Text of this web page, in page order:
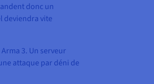
donc un
deviendra vite
3. Un serveur
attaque par déni de